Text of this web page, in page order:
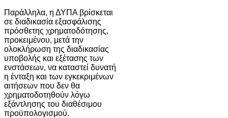
Παράλληλα, η ΔΥΠΑ βρίσκεται
σε διαδικασία εξασφάλισης
πρόσθετης χρηματοδότησης,
προκειμένου, μετά την
ολοκλήρωση της διαδικασίας
υποβολής και εξέτασης των
ενστάσεων, να καταστεί δυνατή
η ένταξη και των εγκεκριμένων
αιτήσεων που δεν θα
χρηματοδοτηθούν λόγω
εξάντλησης του διαθέσιμου
προϋπολογισμού.